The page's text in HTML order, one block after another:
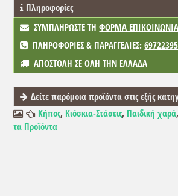
Πληροφορίες
ΣΥΜΠΛΗΡΩΣΤΕ ΤΗΦΟΡΜΑ
ΠΛΗΡΟΦΟΡΙΕΣ & ΠΑΡΑΓΓΕΛΙΕΣ:
ΑΠΟΣΤΟΛΗ ΣΕ ΟΛΗ ΤΗΝ ΕΛΛΑΔΑ
Δείτε παρόμοια προϊόντα στις εξής
Κήπος, Κιόσκια-Στάσεις, Παιδική χαρά,
τα Προϊόντα